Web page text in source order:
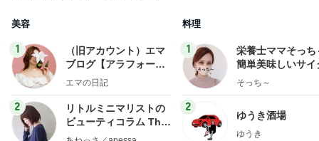
美容
1
（旧アカウント）エマ
ブログ【アラフォー会
社売却セカンドライ
エマの日記
2
リトルミニマリストの
ビューティコラム The
little minimalist's bea
料理
1
栄養士ママそっち
簡単美味しいサイ
献立
そっち～
2
ゆうき酒場
ゆうき